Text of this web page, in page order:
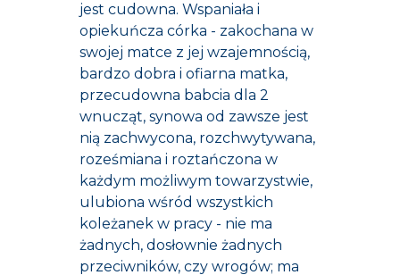
jest cudowna. Wspaniała i
opiekuńcza córka - zakochana w
swojej matce z jej wzajemnością,
bardzo dobra i ofiarna matka,
przecudowna babcia dla 2
wnucząt, synowa od zawsze jest
nią zachwycona, rozchwytywana,
roześmiana i roztańczona w
każdym możliwym towarzystwie,
ulubiona wśród wszystkich
koleżanek w pracy - nie ma
żadnych, dosłownie żadnych
przeciwników, czy wrogów; ma